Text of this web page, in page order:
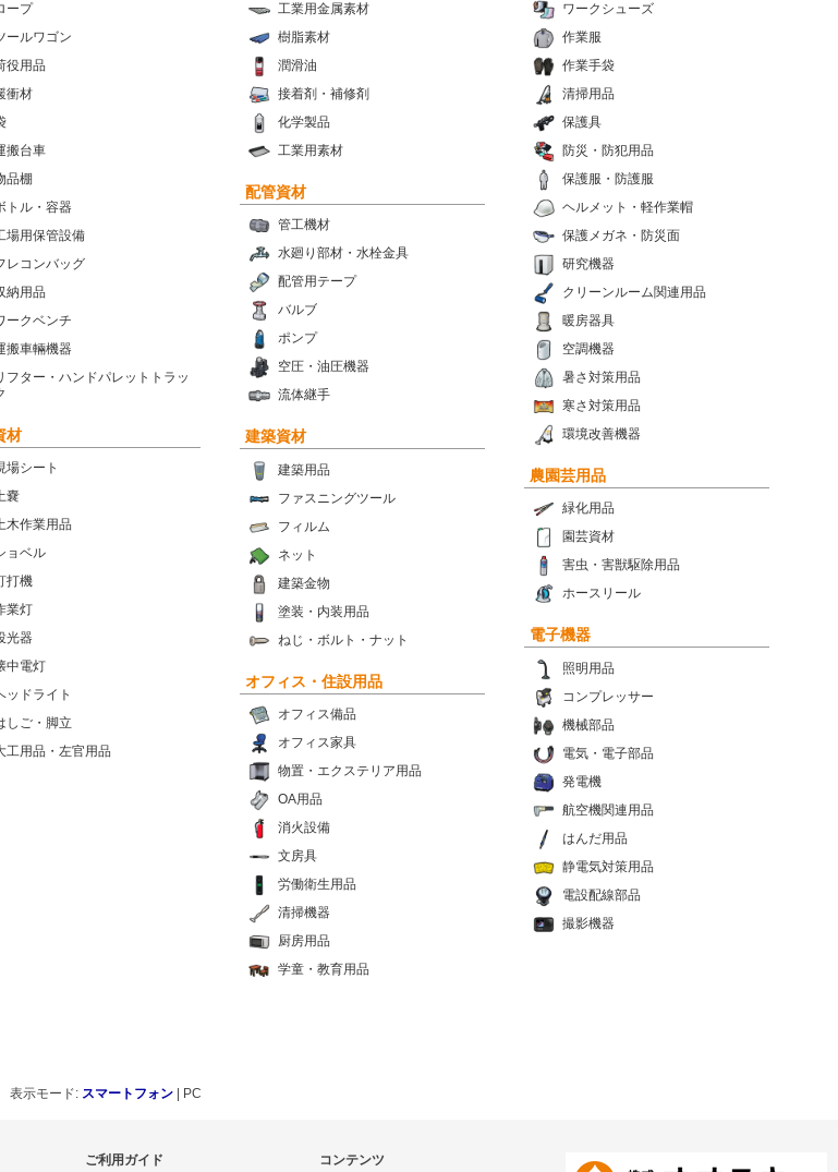
ープ
ールワゴン
役用品
衝材
搬台車
品棚
トル・容器
場用保管設備
レコンバッグ
納用品
ークベンチ
搬車輛機器
フター・ハンドパレットトラッ
工業用金属素材
樹脂素材
潤滑油
接着剤・補修剤
化学製品
工業用素材
ワークシューズ
作業服
作業手袋
清掃用品
保護具
防災・防犯用品
保護服・防護服
ヘルメット・軽作業帽
保護メガネ・防災面
研究機器
クリーンルーム関連用品
暖房器具
空調機器
暑さ対策用品
寒さ対策用品
環境改善機器
配管資材
管工機材
水廻り部材・水栓金具
配管用テープ
バルブ
ポンプ
空圧・油圧機器
流体継手
材
場シート
嚢
木作業用品
ョベル
打機
業灯
光器
中電灯
ッドライト
しご・脚立
工用品・左官用品
建築資材
建築用品
ファスニングツール
フィルム
ネット
建築金物
塗装・内装用品
ねじ・ボルト・ナット
農園芸用品
緑化用品
園芸資材
害虫・害獣駆除用品
ホースリール
電子機器
照明用品
コンプレッサー
機械部品
電気・電子部品
発電機
航空機関連用品
はんだ用品
静電気対策用品
電設配線部品
撮影機器
オフィス・住設用品
オフィス備品
オフィス家具
物置・エクステリア用品
OA用品
消火設備
文房具
労働衛生用品
清掃機器
厨房用品
学童・教育用品
表示モード: スマートフォン | PC
ご利用ガイド コンテンツ